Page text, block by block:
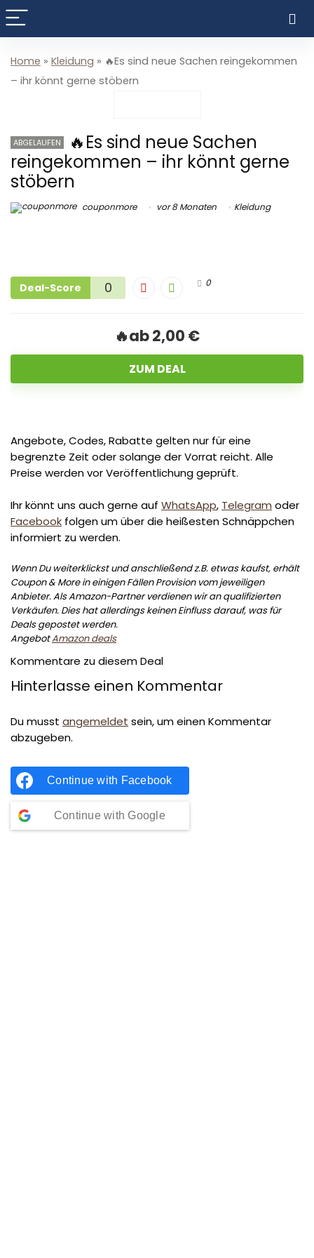
Home » Kleidung » 🔥Es sind neue Sachen reingekommen
– ihr könnt gerne stöbern
ABGELAUFEN
🔥Es sind neue Sachen
reingekommen – ihr könnt gerne
stöbern
couponmore vor 8 Monaten Kleidung
Deal-Score 0 0
🔥ab 2,00 €
ZUM DEAL
Angebote, Codes, Rabatte gelten nur für eine
begrenzte Zeit oder solange der Vorrat reicht. Alle
Preise werden vor Veröffentlichung geprüft.
Ihr könnt uns auch gerne auf WhatsApp, Telegram oder
Facebook folgen um über die heißesten Schnäppchen
informiert zu werden.
Wenn Du weiterklickst und anschließend z.B. etwas kaufst, erhält
Coupon & More in einigen Fällen Provision vom jeweiligen
Anbieter. Als Amazon-Partner verdienen wir an qualifizierten
Verkäufen. Dies hat allerdings keinen Einfluss darauf, was für
Deals gepostet werden.
AngebotAmazon deals
Kommentare zu diesem Deal
Hinterlasse einen Kommentar
Du musst angemeldet sein, um einen Kommentar
abzugeben.
Continue with Facebook
Continue with Google